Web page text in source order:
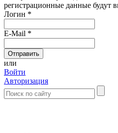
регистрационные данные будут
Логин *
E-Mail *
или
Войти
Авторизация